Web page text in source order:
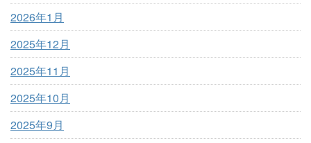
2026年1月
2025年12月
2025年11月
2025年10月
2025年9月